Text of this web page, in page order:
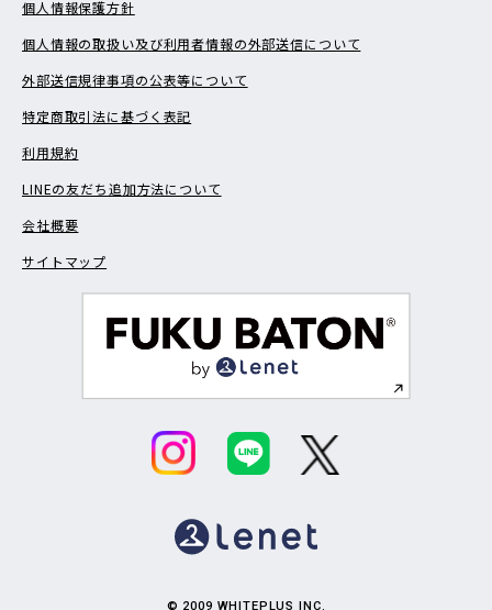
個人情報保護方針
個人情報の取扱い及び利用者情報の外部送信について
外部送信規律事項の公表等について
特定商取引法に基づく表記
利用規約
LINEの友だち追加方法について
会社概要
サイトマップ
© 2009 WHITEPLUS INC.